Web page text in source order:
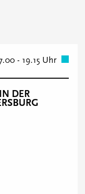
- 19.15 Uhr
DER